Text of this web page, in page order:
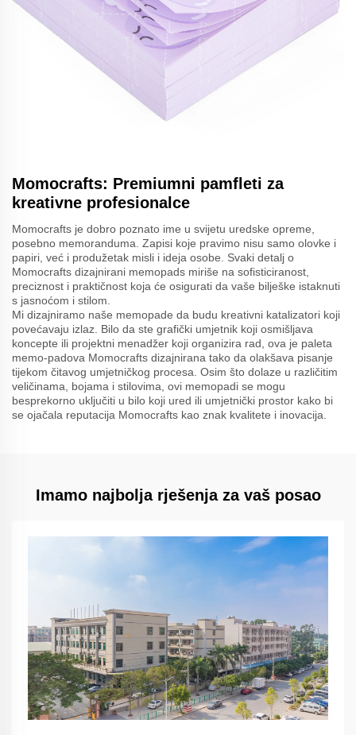
Momocrafts: Premiumni pamfleti za
kreativne profesionalce
Momocrafts je dobro poznato ime u svijetu uredske opreme,
posebno memoranduma. Zapisi koje pravimo nisu samo olovke i
papiri, već i produžetak misli i ideja osobe. Svaki detalj o
Momocrafts dizajnirani memopads miriše na sofisticiranost,
preciznost i praktičnost koja će osigurati da vaše bilješke istaknuti
s jasnoćom i stilom.
Mi dizajniramo naše memopade da budu kreativni katalizatori koji
povećavaju izlaz. Bilo da ste grafički umjetnik koji osmišljava
koncepte ili projektni menadžer koji organizira rad, ova je paleta
memo-padova Momocrafts dizajnirana tako da olakšava pisanje
tijekom čitavog umjetničkog procesa. Osim što dolaze u različitim
veličinama, bojama i stilovima, ovi memopadi se mogu
besprekorno uključiti u bilo koji ured ili umjetnički prostor kako bi
se ojačala reputacija Momocrafts kao znak kvalitete i inovacija.
Imamo najbolja rješenja za vaš posao